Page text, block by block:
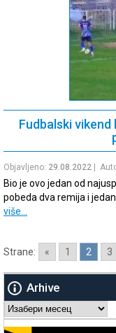
Fudbalski
Objavljeno: 29.08.2022 |
Bio je ovo jedan od
pobeda dva remija i
više…
Strane: « 1 2 3
Arhive
Arhive